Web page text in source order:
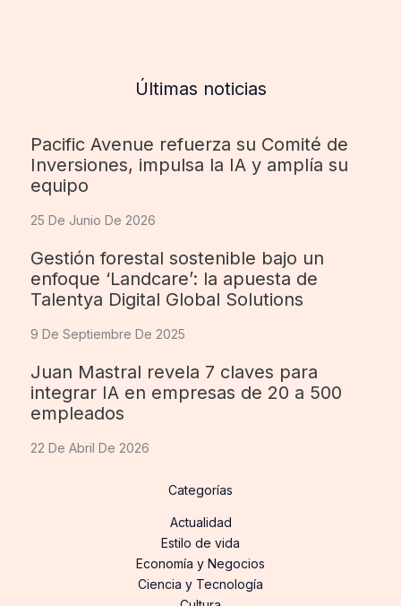
Últimas noticias
Pacific Avenue refuerza su Comité de
Inversiones, impulsa la IA y amplía su
equipo
25 De Junio De 2026
Gestión forestal sostenible bajo un
enfoque ‘Landcare’: la apuesta de
Talentya Digital Global Solutions
9 De Septiembre De 2025
Juan Mastral revela 7 claves para
integrar IA en empresas de 20 a 500
empleados
22 De Abril De 2026
Categorías
Actualidad
Estilo de vida
Economía y Negocios
Ciencia y Tecnología